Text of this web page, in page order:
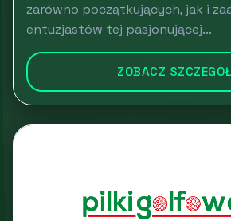
zarówno początkujących, jak i
entuzjastów tej pasjonującej...
ZOBACZ